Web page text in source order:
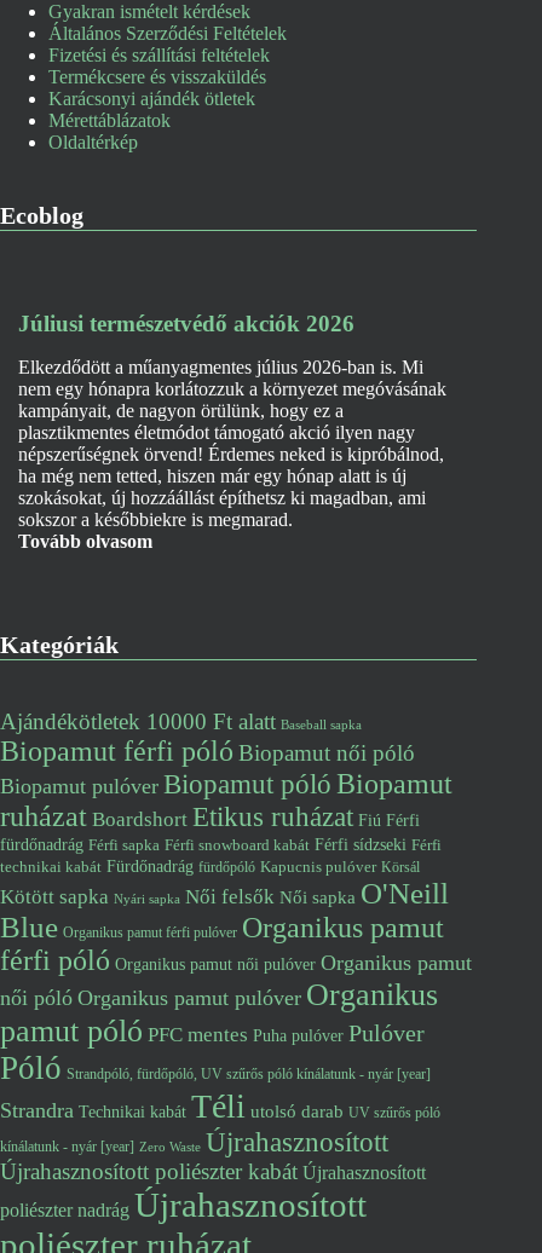
Gyakran ismételt kérdések
Általános Szerződési Feltételek
Fizetési és szállítási feltételek
Termékcsere és visszaküldés
Karácsonyi ajándék ötletek
Mérettáblázatok
Oldaltérkép
Ecoblog
Júliusi természetvédő akciók 2026
Elkezdődött a műanyagmentes július 2026-ban is. Mi
nem egy hónapra korlátozzuk a környezet megóvásának
kampányait, de nagyon örülünk, hogy ez a
plasztikmentes életmódot támogató akció ilyen nagy
népszerűségnek örvend! Érdemes neked is kipróbálnod,
ha még nem tetted, hiszen már egy hónap alatt is új
szokásokat, új hozzáállást építhetsz ki magadban, ami
sokszor a későbbiekre is megmarad.
Tovább olvasom
Kategóriák
Ajándékötletek 10000 Ft alatt Baseball sapka
Biopamut férfi póló Biopamut női póló
Biopamut pulóver Biopamut pólóBiopamut
ruházat Boardshort Etikus ruházat Fiú Férfi
fürdőnadrág Férfi sapka Férfi snowboard kabát Férfi sídzseki Férfi
technikai kabát Fürdőnadrág fürdőpóló Kapucnis pulóver Körsál
Kötött sapka Nyári sapka Női felsők Női sapka O'Neill
Blue Organikus pamut férfi pulóver Organikus pamut
férfi póló Organikus pamut női pulóver Organikus pamut
női póló Organikus pamut pulóver Organikus
pamut póló PFC mentes Puha pulóver Pulóver
Póló Strandpóló, fürdőpóló, UV szűrős póló kínálatunk - nyár [year]
Strandra Technikai kabát Téli utolsó darab UV szűrős póló
kínálatunk - nyár [year] Zero Waste Újrahasznosított
Újrahasznosított poliészter kabát Újrahasznosított
poliészter nadrág Újrahasznosított
poliészter ruházat